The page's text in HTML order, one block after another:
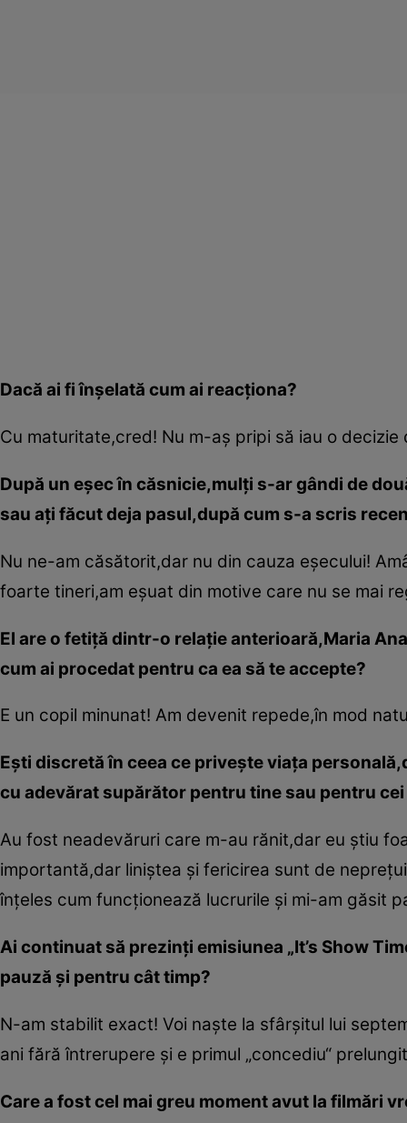
Dacă ai fi înşelată cum ai reacţiona?
Cu maturitate,cred! Nu m-aş pripi să iau o
După un eşec în căsnicie,mulţi s-ar gândi de
sau aţi făcut deja pasul,după cum s-a scris
Nu ne-am căsătorit,dar nu din cauza eşecului!
foarte tineri,am eşuat din motive care nu se mai
El are o fetiţă dintr-o relaţie anterioară,Maria
cum ai procedat pentru ca ea să te accepte?
E un copil minunat! Am devenit repede,în mod
Eşti discretă în ceea ce priveşte viaţa
cu adevărat supărător pentru tine sau pentru
Au fost neadevăruri care m-au rănit,dar eu ştiu
importantă,dar liniştea şi fericirea sunt de
înţeles cum funcţionează lucrurile şi mi-am găsit
Ai continuat să prezinţi emisiunea „It’s Show
pauză şi pentru cât timp?
N-am stabilit exact! Voi naşte la sfârşitul lui
ani fără întrerupere şi e primul „concediu“
Care a fost cel mai greu moment avut la filmări